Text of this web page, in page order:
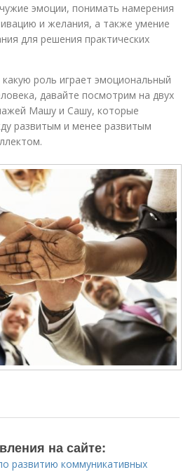
эмоции, понимать намерения
и желания, а также умение
для решения практических
роль играет эмоциональный
давайте посмотрим на двух
Машу и Сашу, которые
развитым и менее развитым
на сайте:
развитию коммуникативных